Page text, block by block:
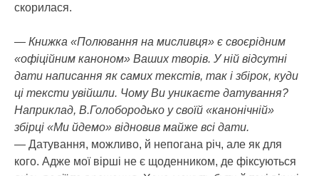
скорилася.
— Книжка «Полювання на мисливця» є своєрідним
«офіційним каноном» Ваших творів. У ній відсутні
дати написання як самих текстів, так і збірок, куди
ці тексти увійшли. Чому Ви уникаєте датування?
Наприклад, В.Голобородько у своїй «канонічній»
збірці «Ми йдемо» відновив майже всі дати.
— Датування, можливо, й непогана річ, але як для
кого. Адже мої вірші не є щоденником, де фіксуються